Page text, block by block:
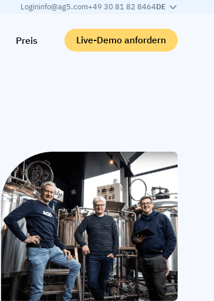
Logininfo@ag5.com+49 30 81 82 8464DE
Preis Live-Demo anfordern